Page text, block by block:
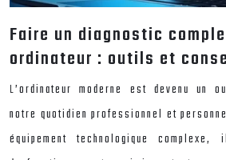
Faire un diagnostic
ordinateur : outils et
L’ordinateur moderne est devenu un
notre quotidien professionnel et
équipement technologique